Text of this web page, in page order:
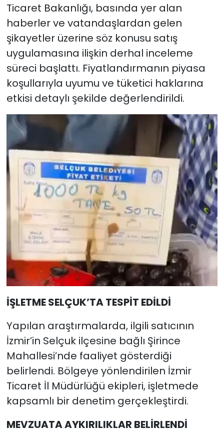
Ticaret Bakanlığı, basında yer alan
haberler ve vatandaşlardan gelen
şikayetler üzerine söz konusu satış
uygulamasına ilişkin derhal inceleme
süreci başlattı. Fiyatlandırmanın piyasa
koşullarıyla uyumu ve tüketici haklarına
etkisi detaylı şekilde değerlendirildi.
İŞLETME SELÇUK’TA TESPİT EDİLDİ
Yapılan araştırmalarda, ilgili satıcının
İzmir’in Selçuk ilçesine bağlı Şirince
Mahallesi’nde faaliyet gösterdiği
belirlendi. Bölgeye yönlendirilen İzmir
Ticaret İl Müdürlüğü ekipleri, işletmede
kapsamlı bir denetim gerçekleştirdi.
MEVZUATA AYKIRILIKLAR BELİRLENDİ